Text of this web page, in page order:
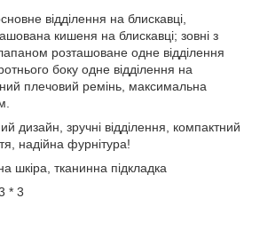
відділення на блискавці,
кишеня на блискавці; зовні з
розташоване одне відділення
боку одне відділення на
плечовий ремінь, максимальна
дизайн, зручні відділення, компактний
надійна фурнітура!
шкіра, тканинна підкладка
* 3